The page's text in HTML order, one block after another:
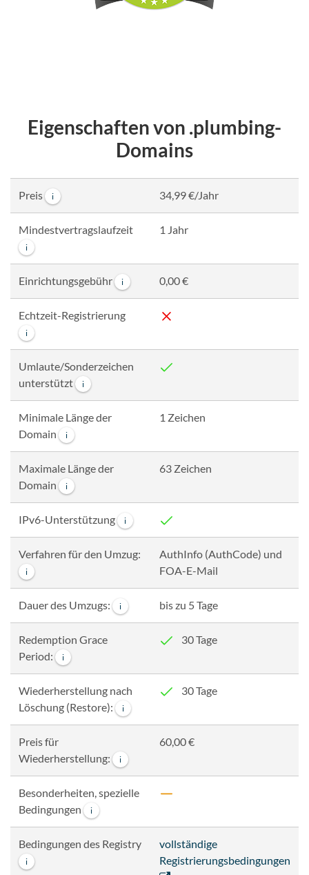
Eigenschaften von .plumbing-
Domains
Preis i 34,99 €/Jahr
Mindestvertragslaufzeit
i
1 Jahr
Einrichtungsgebühr i 0,00 €
Echtzeit-Registrierung
i
Umlaute/Sonderzeichen
unterstützt
i
Minimale Länge der
Domain
i
1 Zeichen
Maximale Länge der
Domain
i
63 Zeichen
IPv6-Unterstützung i
Verfahren für den Umzug:
i
AuthInfo (AuthCode) und
FOA-E-Mail
Dauer des Umzugs: i bis zu 5 Tage
Redemption Grace
Period:
i
30 Tage
Wiederherstellung nach
Löschung (Restore):
i
30 Tage
Preis für
Wiederherstellung:
i
60,00 €
Besonderheiten, spezielle
Bedingungen
i
Bedingungen des Registry
i
vollständige
Registrierungsbedingungen